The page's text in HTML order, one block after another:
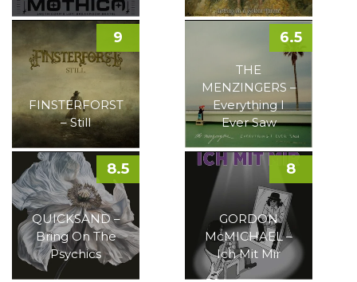
FINSTERFORST
– Still
9
THE
MENZINGERS –
Everything I
Ever Saw
6.5
QUICKSAND –
Bring On The
Psychics
8.5
GORDON
McMICHAEL –
Ich Mit Mir
8